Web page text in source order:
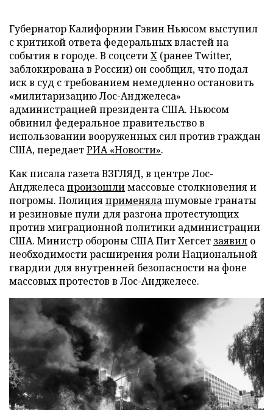
Губернатор Калифорнии Гэвин Ньюсом выступил
с критикой ответа федеральных властей на
события в городе. В соцсетиX (ранее Twitter,
заблокирована в России) он сообщил, что подал
иск в суд с требованием немедленно остановить
«милитаризацию Лос-Анджелеса»
администрацией президента США. Ньюсом
обвинил федеральное правительство в
использовании вооруженных сил против граждан
США, передаетРИА «Новости».
Как писала газета ВЗГЛЯД, в центре Лос-
Анджелесапроизошлимассовые столкновения и
погромы. Полицияприменялашумовые гранаты
и резиновые пули для разгона протестующих
против миграционной политики администрации
США. Министр обороны США Пит Хегсет заявил о
необходимости расширения роли Национальной
гвардии для внутренней безопасности на фоне
массовых протестов в Лос-Анджелесе.